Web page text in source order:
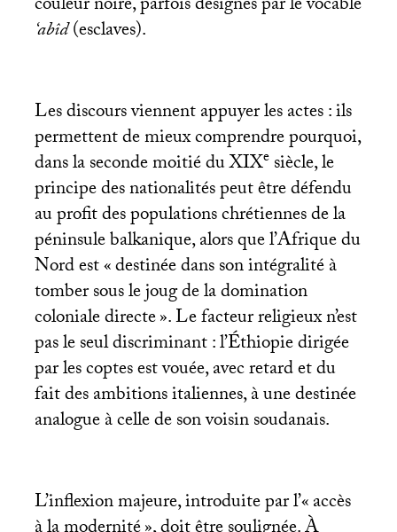
‘abîd(esclaves).
Les discours viennent appuyer les actes : ils
permettent de mieux comprendre pourquoi,
dans la seconde moitié duXIXesiècle, le
principe des nationalités peut être défendu
au profit des populations chrétiennes de la
péninsule balkanique, alors que l’Afrique du
Nord est «destinée dans son intégralité à
tomber sous le joug de la domination
coloniale directe». Le facteur religieux n’est
pas le seul discriminant : l’Éthiopie dirigée
par les coptes est vouée, avec retard et du
fait des ambitions italiennes, à une destinée
analogue à celle de son voisin soudanais.
L’inflexion majeure, introduite par l’«accès